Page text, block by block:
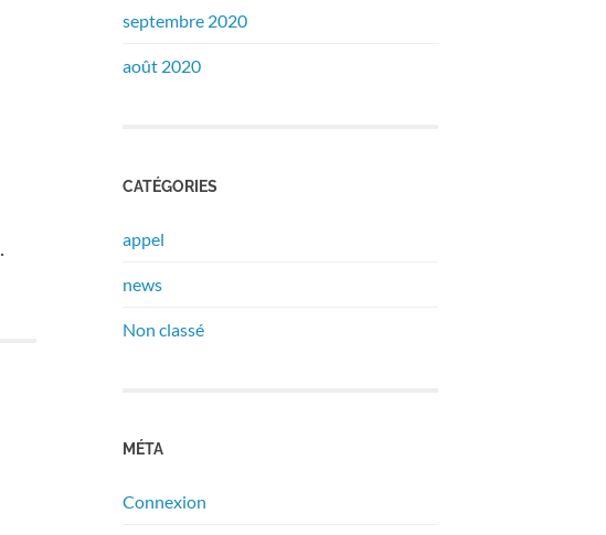
.
septembre 2020
août 2020
CATÉGORIES
appel
news
Non classé
MÉTA
Connexion